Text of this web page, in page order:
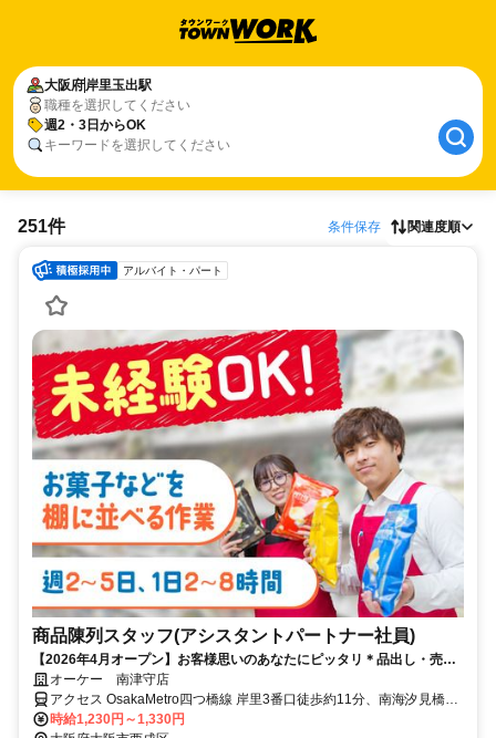
大阪府岸里玉出駅
職種を選択してください
週2・3日からOK
キーワードを選択してください
251件 条件保存 関連度順
アルバイト・パート
商品陳列スタッフ(アシスタントパートナー社員)
【2026年4月オープン】お客様思いのあなたにピッタリ＊品出し・売り
場づくりのお仕事♪
オーケー 南津守店
アクセス OsakaMetro四つ橋線 岸里3番口徒歩約11分、南海汐見橋線
西天下茶屋徒歩約11分、南海本線 天下茶屋西口徒歩約18分 Osaka
時給1,230円～1,330円